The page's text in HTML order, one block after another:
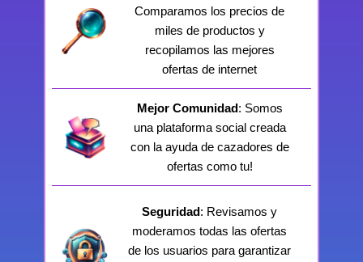
Comparamos los precios de
miles de productos y
recopilamos las mejores
ofertas de internet
Mejor Comunidad: Somos
una plataforma social creada
con la ayuda de cazadores de
ofertas como tu!
Seguridad: Revisamos y
moderamos todas las ofertas
de los usuarios para garantizar